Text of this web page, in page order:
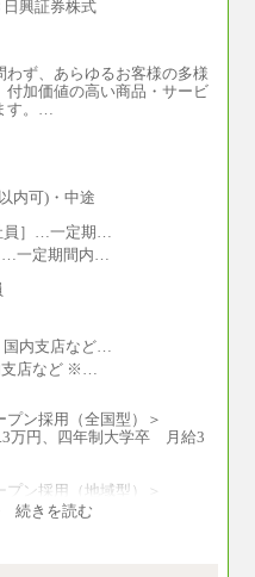
わず、あらゆるお客様の多様
加価値の高い商品・サービ
す。…
内可)・中途
員］…一定期…
…一定期間内…
内支店など…
店など ※…
ン採用（全国型）＞
万円、四年制大学卒 月給3
ン採用（地域型）＞
万円、四年制大学卒 月給3
続きを読む